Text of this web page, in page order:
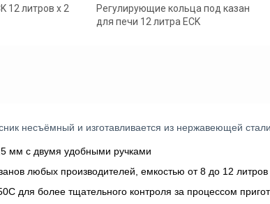
12 литров x 2
Регулирующие кольца под казан
для печи 12 литра ECK
несъёмный и изготавливается из нержавеющей
мм с двумя удобными ручками
любых производителей, емкостью от 8 до 12 литров
для более тщательного контроля за процессом